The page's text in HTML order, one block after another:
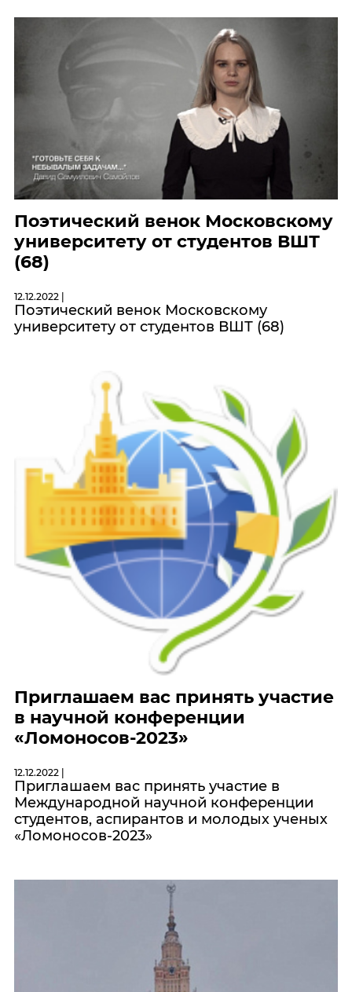
Поэтический венок Московскому
университету от студентов ВШТ
(68)
12.12.2022 |
Поэтический венок Московскому
университету от студентов ВШТ (68)
Приглашаем вас принять участие
в научной конференции
«Ломоносов-2023»
12.12.2022 |
Приглашаем вас принять участие в
Международной научной конференции
студентов, аспирантов и молодых ученых
«Ломоносов-2023»